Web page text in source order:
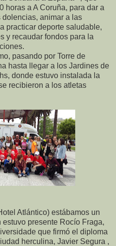
horas a A Coruña, para dar a
animar a las
practicar deporte saludable,
y recaudar fondos para la
pasando por Torre de
hasta llegar a los Jardines de
donde estuvo instalada la
recibieron a los atletas
Atlántico) estábamos un
presente Rocío Fraga,
que firmó el diploma
herculina, Javier Segura ,